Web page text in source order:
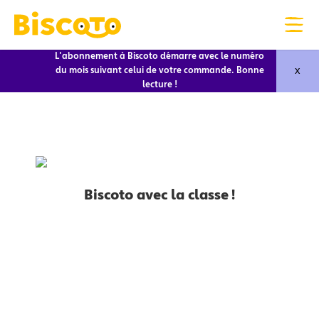
L'abonnement à Biscoto démarre avec le numéro
du mois suivant celui de votre commande. Bonne
lecture !
x
Biscoto avec la classe !